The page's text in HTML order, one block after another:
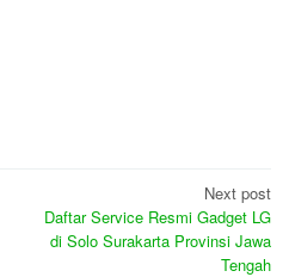
Next post
Daftar Service Resmi Gadget LG
di Solo Surakarta Provinsi Jawa
Tengah